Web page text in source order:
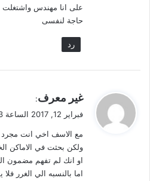
على انا مهندس
حاجة لنفسى
رد
ي
ل
غير معرف:
فبراير 12, 2017 الساعة 10:33 م
مع الاسف اخي انت
ولكن بحثت في الاماكن
او انك لم تفهم مضمون
اما بالنسبه الي الغرر